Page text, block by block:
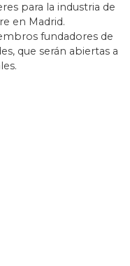
para la industria de
en Madrid.
fundadores de
que serán abiertas a